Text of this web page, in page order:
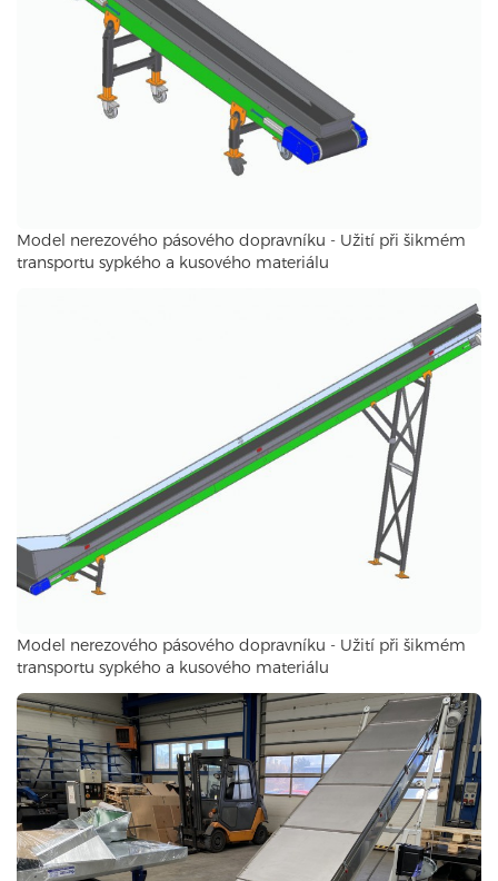
Model nerezového pásového dopravníku - Užití při šikmém
transportu sypkého a kusového materiálu
Model nerezového pásového dopravníku - Užití při šikmém
transportu sypkého a kusového materiálu